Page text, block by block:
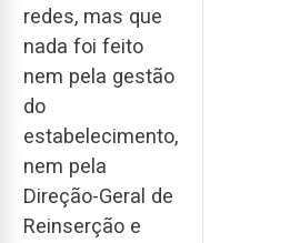
redes, mas que
nada foi feito
nem pela gestão
do
estabelecimento,
nem pela
Direção-Geral de
Reinserção e